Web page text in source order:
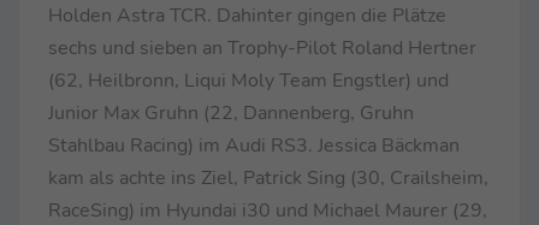
Holden Astra TCR. Dahinter gingen die Plätze
sechs und sieben an Trophy-Pilot Roland Hertner
(62, Heilbronn, Liqui Moly Team Engstler) und
Junior Max Gruhn (22, Dannenberg, Gruhn
Stahlbau Racing) im Audi RS3. Jessica Bäckman
kam als achte ins Ziel, Patrick Sing (30, Crailsheim,
RaceSing) im Hyundai i30 und Michael Maurer (29,